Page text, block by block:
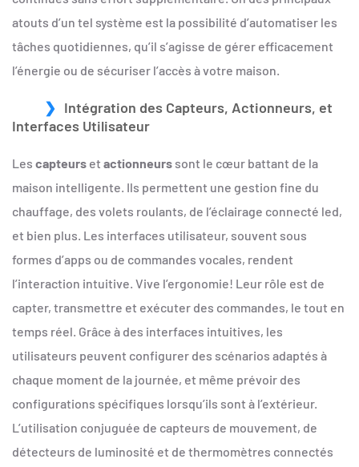
atouts d’un tel système est la possibilité d’automatiser les
tâches quotidiennes, qu’il s’agisse de gérer efficacement
l’énergie ou de sécuriser l’accès à votre maison.
Intégration des Capteurs, Actionneurs, et
Interfaces Utilisateur
Les capteurs et actionneurs sont le cœur battant de la
maison intelligente. Ils permettent une gestion fine du
chauffage, des volets roulants, de l’éclairage connecté led,
et bien plus. Les interfaces utilisateur, souvent sous
formes d’apps ou de commandes vocales, rendent
l’interaction intuitive. Vive l’ergonomie! Leur rôle est de
capter, transmettre et exécuter des commandes, le tout en
temps réel. Grâce à des interfaces intuitives, les
utilisateurs peuvent configurer des scénarios adaptés à
chaque moment de la journée, et même prévoir des
configurations spécifiques lorsqu’ils sont à l’extérieur.
L’utilisation conjuguée de capteurs de mouvement, de
détecteurs de luminosité et de thermomètres connectés